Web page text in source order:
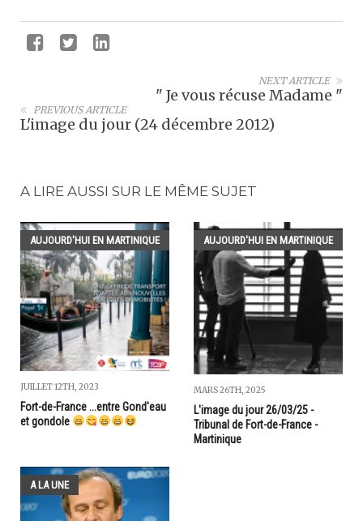
NEXT ARTICLE
" Je vous récuse Madame "
PREVIOUS ARTICLE
L'image du jour (24 décembre 2012)
A LIRE AUSSI SUR LE MÊME SUJET
AUJOURD'HUI EN MARTINIQUE
JUILLET 12TH, 2023
Fort-de-France ...entre Gond'eau
et gondole
AUJOURD'HUI EN MARTINIQUE
MARS 26TH, 2025
L'image du jour 26/03/25 -
Tribunal de Fort-de-France -
Martinique
A LA UNE